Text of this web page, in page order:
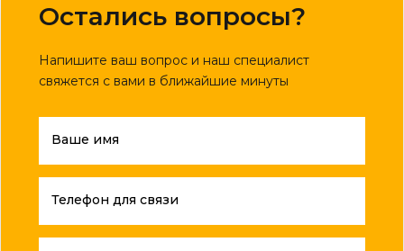
Остались вопросы?
Напишите ваш вопрос и наш специалист
свяжется с вами в ближайшие минуты
Ваше имя
Телефон для связи